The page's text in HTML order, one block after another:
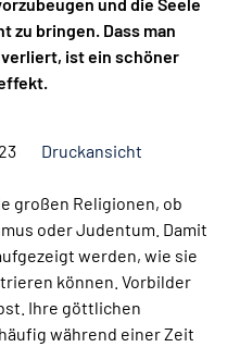
zu bringen. Dass man
ist ein schöner
Druckansicht
großen Religionen, ob
oder Judentum. Damit
werden, wie sie
können. Vorbilder
Ihre göttlichen
während einer Zeit